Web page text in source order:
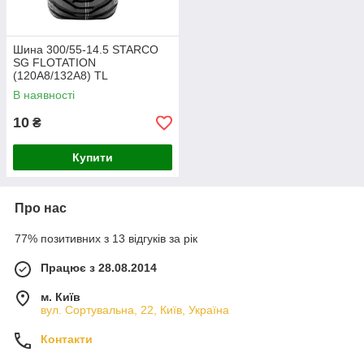
Шина 300/55-14.5 STARCO
SG FLOTATION
(120A8/132A8) TL
В наявності
10 ₴
Купити
Про нас
77% позитивних з 13 відгуків за рік
Працює з 28.08.2014
м. Київ
вул. Сортувальна, 22, Київ, Україна
Контакти